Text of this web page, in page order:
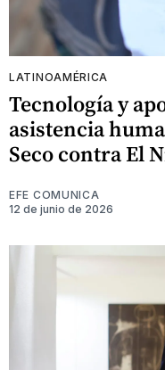
LATINOAMÉRICA
Tecnología y
asistencia
Seco contra El
EFE COMUNICA
12 de junio de 2026